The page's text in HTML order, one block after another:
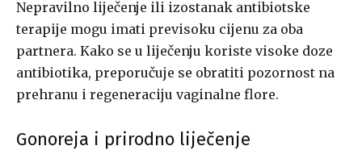
Nepravilno liječenje ili izostanak antibiotske
terapije mogu imati previsoku cijenu za oba
partnera. Kako se u liječenju koriste visoke doze
antibiotika, preporučuje se obratiti pozornost na
prehranu i regeneraciju vaginalne flore.
Gonoreja i prirodno liječenje